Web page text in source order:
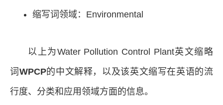
缩写词领域：Environmental
以上为Water Pollution Control Plant英文缩略
词 WPCP的中文解释，以及该英文缩写在英语的流
行度、分类和应用领域方面的信息。